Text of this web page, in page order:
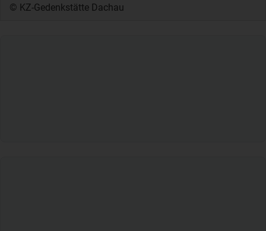
© KZ-Gedenkstätte Dachau